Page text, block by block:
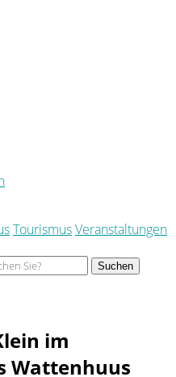
TourismusVeranstaltungen
Suchen
im
Wattenhuus